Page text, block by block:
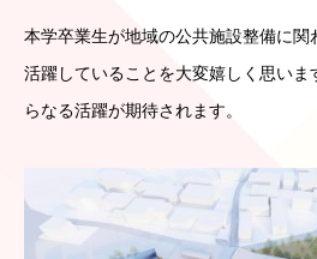
本学卒業生が地域の公共施設整備に関
活躍していることを大変嬉しく思いま
らなる活躍が期待されます。